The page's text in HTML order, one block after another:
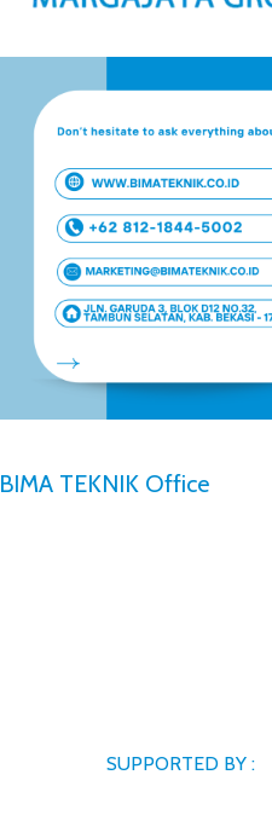
BIMA TEKNIK Office
SUPPORTED BY :